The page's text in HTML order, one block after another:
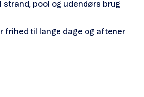
strand, pool og udendørs brug
frihed til lange dage og aftener